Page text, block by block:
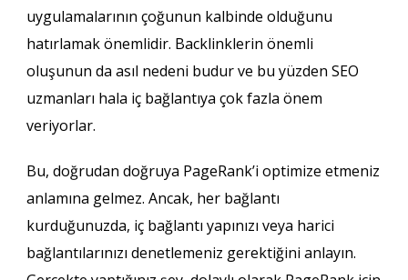
uygulamalarının çoğunun kalbinde olduğunu
hatırlamak önemlidir. Backlinklerin önemli
oluşunun da asıl nedeni budur ve bu yüzden SEO
uzmanları hala iç bağlantıya çok fazla önem
veriyorlar.
Bu, doğrudan doğruya PageRank’i optimize etmeniz
anlamına gelmez. Ancak, her bağlantı
kurduğunuzda, iç bağlantı yapınızı veya harici
bağlantılarınızı denetlemeniz gerektiğini anlayın.